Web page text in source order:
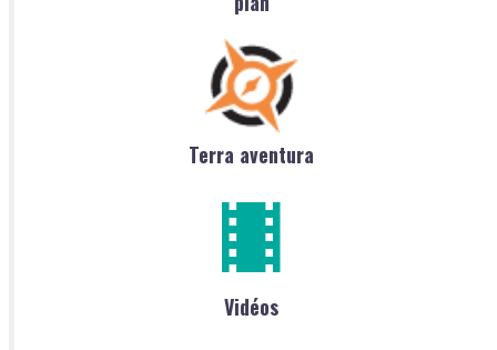
Terra aventura
Vidéos